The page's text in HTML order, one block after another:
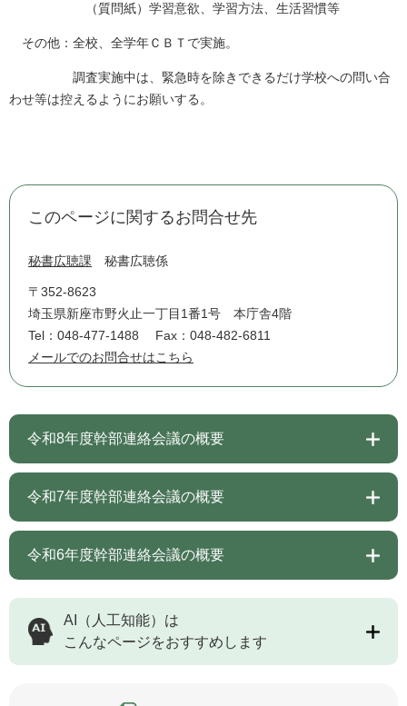
（質問紙）学習意欲、学習方法、生活習慣等
その他：全校、全学年ＣＢＴで実施。
調査実施中は、緊急時を除きできるだけ学校への問い合
わせ等は控えるようにお願いする。
このページに関するお問合せ先
秘書広聴課 秘書広聴係
〒352-8623
埼玉県新座市野火止一丁目1番1号 本庁舎4階
Tel：048-477-1488
Fax：048-482-6811
メールでのお問合せはこちら
令和8年度幹部連絡会議の概要
令和7年度幹部連絡会議の概要
令和6年度幹部連絡会議の概要
AI（人工知能）は
こんなページをおすすめします